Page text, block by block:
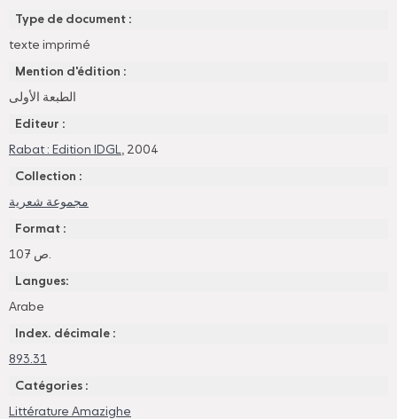
Type de document :
texte imprimé
Mention d'édition :
الطبعة الأولى
Editeur :
Rabat : Edition IDGL, 2004
Collection :
مجموعة شعرية
Format :
107 ص.
Langues:
Arabe
Index. décimale :
893.31
Catégories :
Littérature Amazighe